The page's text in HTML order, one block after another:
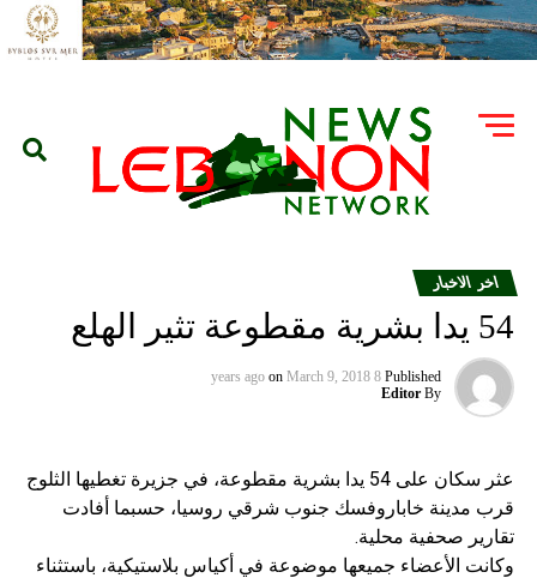
اخر الاخبار
54 يدا بشرية مقطوعة تثير الهلع
Published
8 years ago
on March 9, 2018
By
Editor
عثر سكان على 54 يدا بشرية مقطوعة، في جزيرة تغطيها الثلوج
قرب مدينة خاباروفسك جنوب شرقي روسيا، حسبما أفادت
تقارير صحفية محلية.
وكانت الأعضاء جميعها موضوعة في أكياس بلاستيكية، باستثناء